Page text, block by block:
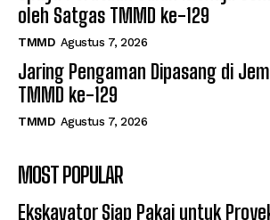
oleh Satgas TMMD ke-129
TMMD Agustus 7, 2026
Jaring Pengaman Dipasang di
TMMD ke-129
TMMD Agustus 7, 2026
MOST POPULAR
Ekskavator Siap Pakai untuk